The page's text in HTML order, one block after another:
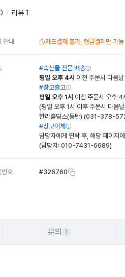
리뷰 1
안내 카드결제 불가, 현금결제만 가능
#축산물 전문 배송
평일 오후 4시 이전 주문시 다음
#창고출고
평일 오후 1시 이전 주문시 오후 4
(평일 오후 1시 이후 주문시 다음
한라홀딩스(동탄) (031-378-
#창고이체
담당자에게 연락 후, 해당 페이지
(담당자: 010-7431-6689)
번호 #326760
문의 1